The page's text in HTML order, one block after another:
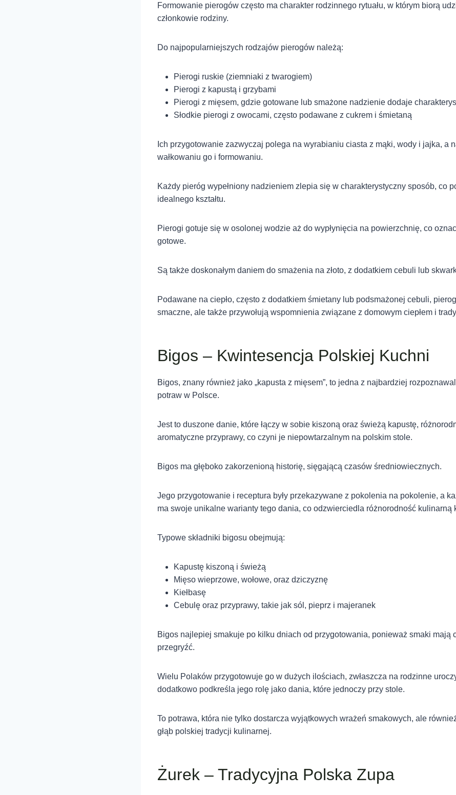
Formowanie pierogów często ma charakter rodzinnego rytuału, w którym biorą
członkowie rodziny.
Do najpopularniejszych rodzajów pierogów należą:
Pierogi ruskie (ziemniaki z twarogiem)
Pierogi z kapustą i grzybami
Pierogi z mięsem, gdzie gotowane lub smażone nadzienie dodaje
Słodkie pierogi z owocami, często podawane z cukrem i śmietaną
Ich przygotowanie zazwyczaj polega na wyrabianiu ciasta z mąki, wody i jajka, a
wałkowaniu go i formowaniu.
Każdy pieróg wypełniony nadzieniem zlepia się w charakterystyczny sposób, co
idealnego kształtu.
Pierogi gotuje się w osolonej wodzie aż do wypłynięcia na powierzchnię, co
gotowe.
Są także doskonałym daniem do smażenia na złoto, z dodatkiem cebuli lub
Podawane na ciepło, często z dodatkiem śmietany lub podsmażonej cebuli,
smaczne, ale także przywołują wspomnienia związane z domowym ciepłem i
Bigos – Kwintesencja Polskiej Kuchni
Bigos, znany również jako „kapusta z mięsem”, to jedna z najbardziej
potraw w Polsce.
Jest to duszone danie, które łączy w sobie kiszoną oraz świeżą kapustę,
aromatyczne przyprawy, co czyni je niepowtarzalnym na polskim stole.
Bigos ma głęboko zakorzenioną historię, sięgającą czasów średniowiecznych.
Jego przygotowanie i receptura były przekazywane z pokolenia na pokolenie, a
ma swoje unikalne warianty tego dania, co odzwierciedla różnorodność kulinarną
Typowe składniki bigosu obejmują:
Kapustę kiszoną i świeżą
Mięso wieprzowe, wołowe, oraz dziczyznę
Kiełbasę
Cebulę oraz przyprawy, takie jak sól, pieprz i majeranek
Bigos najlepiej smakuje po kilku dniach od przygotowania, ponieważ smaki mają
przegryźć.
Wielu Polaków przygotowuje go w dużych ilościach, zwłaszcza na rodzinne
dodatkowo podkreśla jego rolę jako dania, które jednoczy przy stole.
To potrawa, która nie tylko dostarcza wyjątkowych wrażeń smakowych, ale
głąb polskiej tradycji kulinarnej.
Żurek – Tradycyjna Polska Zupa